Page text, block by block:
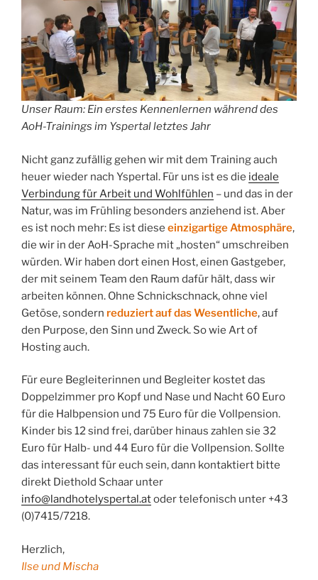
Unser Raum: Ein erstes Kennenlernen während des
AoH-Trainings im Yspertal letztes Jahr
Nicht ganz zufällig gehen wir mit dem Training auch
heuer wieder nach Yspertal. Für uns ist es die ideale
Verbindung für Arbeit und Wohlfühlen – und das in der
Natur, was im Frühling besonders anziehend ist. Aber
es ist noch mehr: Es ist diese einzigartige Atmosphäre,
die wir in der AoH-Sprache mit „hosten“ umschreiben
würden. Wir haben dort einen Host, einen Gastgeber,
der mit seinem Team den Raum dafür hält, dass wir
arbeiten können. Ohne Schnickschnack, ohne viel
Getöse, sondern reduziert auf das Wesentliche, auf
den Purpose, den Sinn und Zweck. So wie Art of
Hosting auch.
Für eure Begleiterinnen und Begleiter kostet das
Doppelzimmer pro Kopf und Nase und Nacht 60 Euro
für die Halbpension und 75 Euro für die Vollpension.
Kinder bis 12 sind frei, darüber hinaus zahlen sie 32
Euro für Halb- und 44 Euro für die Vollpension. Sollte
das interessant für euch sein, dann kontaktiert bitte
direkt Diethold Schaar unter
info@landhotelyspertal.atoder telefonisch unter +43
(0)7415/7218.
Herzlich,
Ilse und Mischa